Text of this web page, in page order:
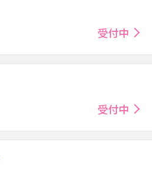
受付中
受付中